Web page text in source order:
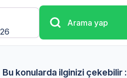
Arama yap
Bu konularda ilginizi çekebilir :